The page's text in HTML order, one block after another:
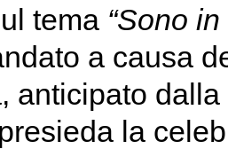
tema “Sono
a causa
anticipato
la